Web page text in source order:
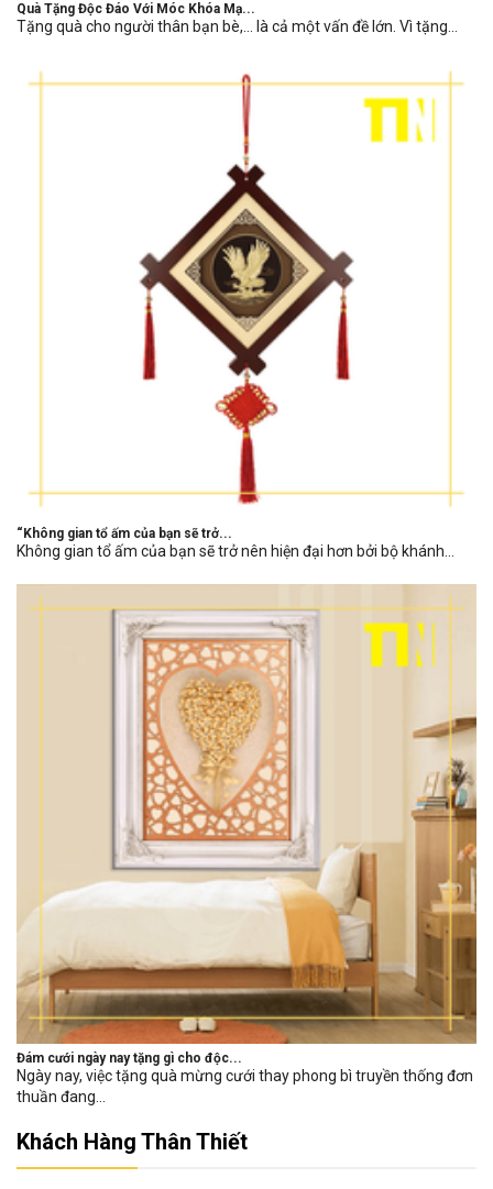
Quà Tặng Độc Đáo Với Móc Khóa Mạ...
Tặng quà cho người thân bạn bè,… là cả một vấn đề lớn. Vì tặng...
“Không gian tổ ấm của bạn sẽ trở...
Không gian tổ ấm của bạn sẽ trở nên hiện đại hơn bởi bộ khánh...
Đám cưới ngày nay tặng gì cho độc...
Ngày nay, việc tặng quà mừng cưới thay phong bì truyền thống đơn
thuần đang...
Khách Hàng Thân Thiết